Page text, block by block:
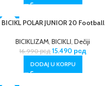
-9%
BICIKL POLAR JUNIOR 20 Football
BICIKLIZAM, BICIKLI, Dečiji
16.990рсд 15.490 рсд
DODAJ U KORPU